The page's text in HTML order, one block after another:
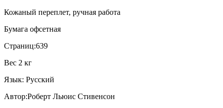
Кожаный переплет, ручная работа
Бумага офсетная
Страниц:639
Вес 2 кг
Язык: Русский
Автор:Роберт Льюис Стивенсон